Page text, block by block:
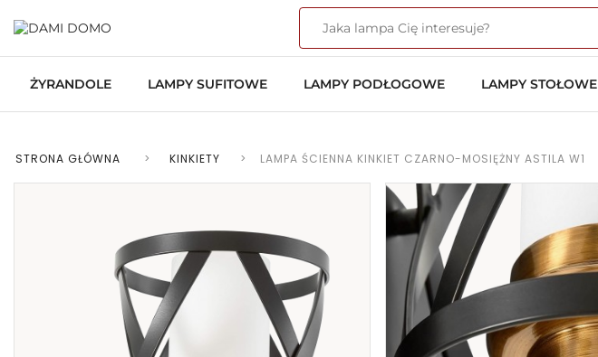
ŻYRANDOLE LAMPY SUFITOWE LAMPY PODŁOGOWE LAMPY STOŁOWE
STRONA GŁÓWNA > KINKIETY > LAMPA ŚCIENNA KINKIET CZARNO-MOSIĘŻNY ASTILA W1